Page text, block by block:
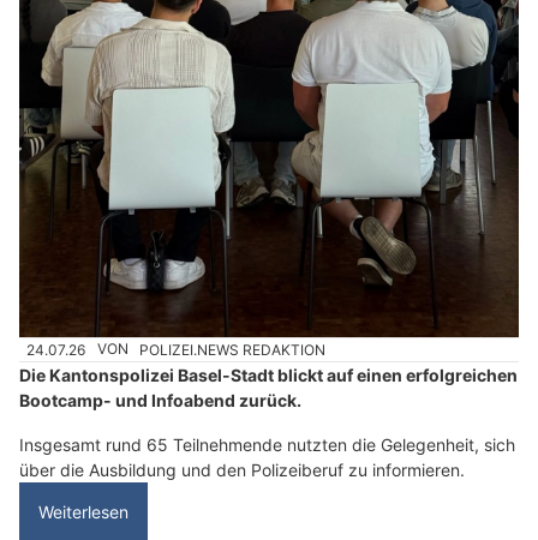
24.07.26 VON POLIZEI.NEWS REDAKTION
Die Kantonspolizei Basel-Stadt blickt auf einen erfolgreichen
Bootcamp- und Infoabend zurück.
Insgesamt rund 65 Teilnehmende nutzten die Gelegenheit, sich
über die Ausbildung und den Polizeiberuf zu informieren.
Weiterlesen